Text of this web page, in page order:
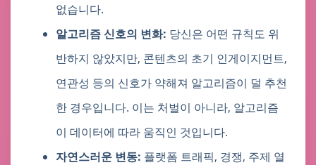
없습니다.
알고리즘 신호의 변화: 당신은 어떤 규칙도 위
반하지 않았지만, 콘텐츠의 초기 인게이지먼트,
연관성 등의 신호가 약해져 알고리즘이 덜 추천
한 경우입니다. 이는 처벌이 아니라, 알고리즘
이 데이터에 따라 움직인 것입니다.
자연스러운 변동: 플랫폼 트래픽, 경쟁, 주제 열